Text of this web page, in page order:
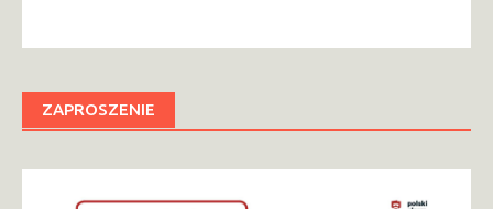
ZAPROSZENIE